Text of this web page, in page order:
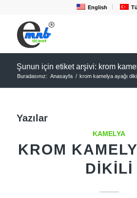
English
Şunun için etiket arşivi: krom
Buradasınız: Anasayfa / krom kamelya ayağı
Yazılar
KAMELYA
KROM
DIKILI